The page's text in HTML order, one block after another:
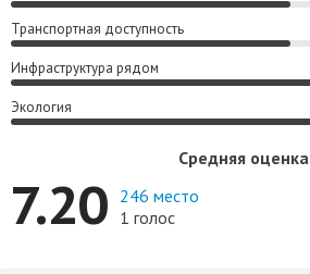
Транспортная доступность
Инфраструктура рядом
Экология
Средняя оценка
7.20 246 место
1 голос